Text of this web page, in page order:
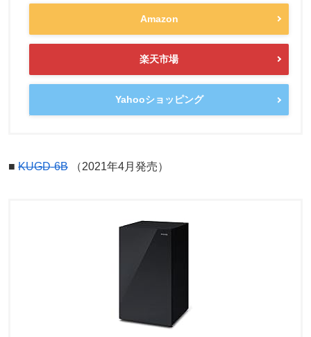
Amazon
楽天市場
Yahooショッピング
■ KUGD-6B （2021年4月発売）